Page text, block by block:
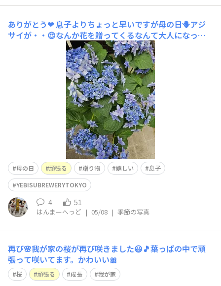
ありがとう❤息子よりちょっと早いですが母の日🪻アジ
サイが・・😍なんか花を贈ってくるなんて大人になった
な～来年も咲くようにお世話頑張りますよ👊✨
母の日 頑張る 贈り物 嬉しい
息子
YEBISUBREWERYTOKYO
4 51
はんまーへっど | 05/08 | 季節の写真
再び🌸​我が家の桜が再び咲きました😃🎵葉っぱの中で頑
張って咲いてます。かわいい🎀
桜 頑張る 成長 我が家